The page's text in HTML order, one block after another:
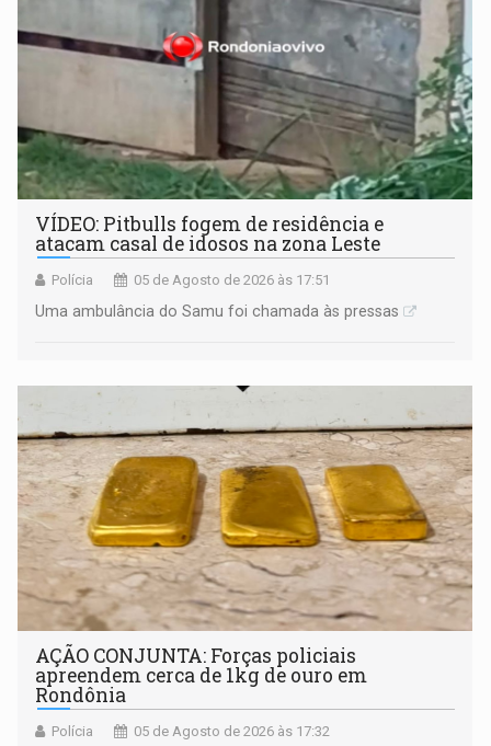
VÍDEO: Pitbulls fogem de residência e
atacam casal de idosos na zona Leste
Polícia 05 de Agosto de 2026 às 17:51
Uma ambulância do Samu foi chamada às pressas
AÇÃO CONJUNTA: Forças policiais
apreendem cerca de 1kg de ouro em
Rondônia
Polícia 05 de Agosto de 2026 às 17:32